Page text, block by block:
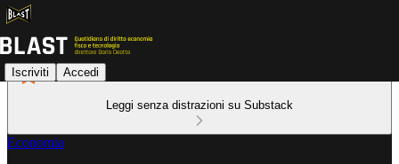
Iscriviti Accedi
Leggi senza distrazioni su Substack
Economia